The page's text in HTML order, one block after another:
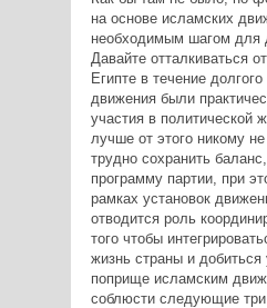
на основе исламских
необходимым шагом для
Давайте отталкиваться
Египте в течение
движения были
участия в политической
лучше от этого никому
трудно сохранить
программу партии, при
рамках установок
отводится роль
того чтобы
жизнь страны и добиться
поприще исламским
соблюсти следующие